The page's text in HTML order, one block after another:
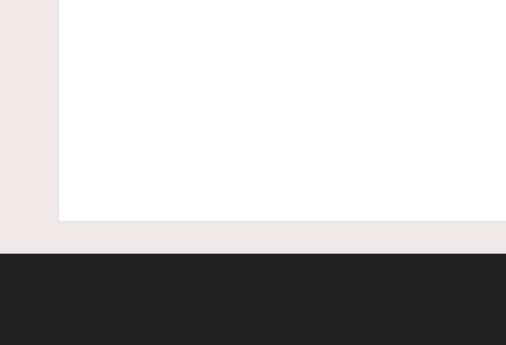
عطر را با قیمت و کیفیت مناسب از